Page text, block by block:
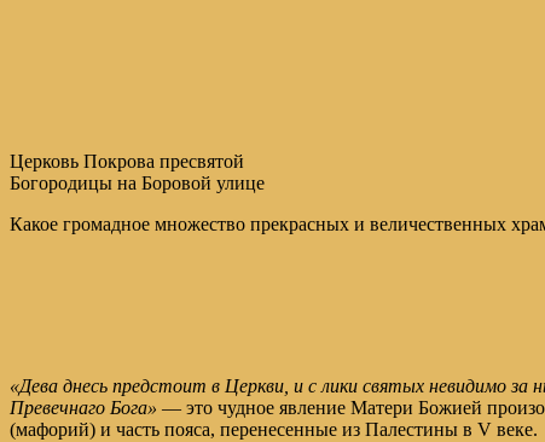
Церковь Покрова пресвятой
Богородицы на Боровой улице
Какое громадное множество прекрасных и величественных
«Дева днесь предстоит в Церкви, и с лики святых невидимо
Превечнаго Бога» — это чудное явление Матери Божией
(мафорий) и часть пояса, перенесенные из Палестины в V веке.